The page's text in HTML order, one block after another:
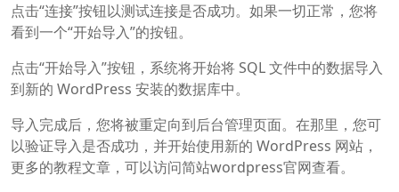
点击“连接”按钮以测试连接是否成功。如果一切正常，您将
看到一个“开始导入”的按钮。
点击“开始导入”按钮，系统将开始将 SQL 文件中的数据导入
到新的 WordPress 安装的数据库中。
导入完成后，您将被重定向到后台管理页面。在那里，您可
以验证导入是否成功，并开始使用新的 WordPress 网站，
更多的教程文章，可以访问简站wordpress官网查看。